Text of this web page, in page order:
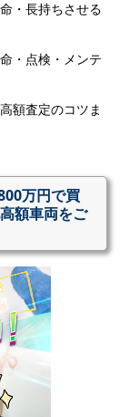
・長持ちさせる
・点検・メンテ
額査定のコツま
万円で買
額車両をご